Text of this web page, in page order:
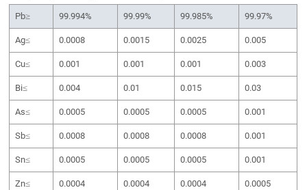
Pb≥ 99.994% 99.99% 99.985% 99.97%
Ag≤ 0.0008 0.0015 0.0025 0.005
Cu≤ 0.001 0.001 0.001 0.003
Bi≤ 0.004 0.01 0.015 0.03
As≤ 0.0005 0.0005 0.0005 0.001
Sb≤ 0.0008 0.0008 0.0008 0.001
Sn≤ 0.0005 0.0005 0.0005 0.001
Zn≤ 0.0004 0.0004 0.0004 0.0005